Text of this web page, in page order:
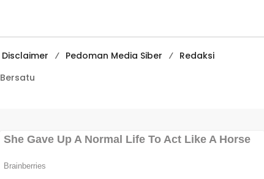
Disclaimer Pedoman Media Siber
Redaksi